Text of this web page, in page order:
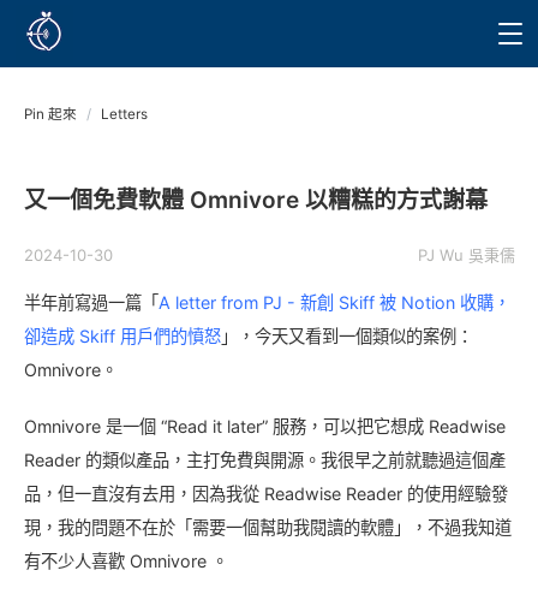
Pin 起來 / Letters
又一個免費軟體 Omnivore 以糟糕的方式謝幕
2024-10-30 PJ Wu 吳秉儒
半年前寫過一篇「 A letter from PJ - 新創 Skiff 被 Notion 收購，
卻造成 Skiff 用戶們的憤怒」，今天又看到一個類似的案例：
Omnivore。
Omnivore 是一個 “Read it later” 服務，可以把它想成 Readwise
Reader 的類似產品，主打免費與開源。我很早之前就聽過這個產
品，但一直沒有去用，因為我從 Readwise Reader 的使用經驗發
現，我的問題不在於「需要一個幫助我閱讀的軟體」，不過我知道
有不少人喜歡 Omnivore 。